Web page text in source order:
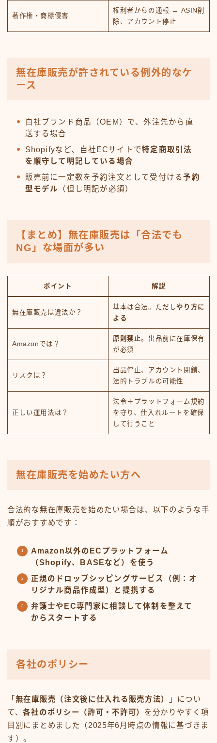
著作権・商標侵害
権利者からの通報 → ASIN削
除、アカウント停止
無在庫販売が許されている例外的なケ
ース
自社ブランド商品（OEM）で、外注先から直
送する場合
Shopifyなど、自社ECサイトで特定商取引法
を順守して明記している場合
販売前に一定数を予約注文として受付ける予約
型モデル
（但し明記が必須）
【まとめ】無在庫販売は「合法でも
NG」な場面が多い
ポイント 解説
無在庫販売は違法か？
基本は合法。ただしやり方に
よる
Amazonでは？
原則禁止。出品前に在庫保有
が必須
リスクは？
出品停止、アカウント閉鎖、
法的トラブルの可能性
正しい運用法は？
法令＋プラットフォーム規約
を守り、仕入れルートを確保
して行うこと
無在庫販売を始めたい方へ
合法的な無在庫販売を始めたい場合は、以下のような手
順がおすすめです：
Amazon以外のECプラットフォーム
（Shopify、BASEなど）を使う
正規のドロップシッピングサービス（例：オ
リジナル商品作成型）と提携する
弁護士やEC専門家に相談して体制を整えて
からスタートする
各社のポリシー
「 無在庫販売（注文後に仕入れる販売方法）
」につい
て、各社のポリシー（許可・不許可） を分かりやすく項
目別にまとめました（2025年6月時点の情報に基づきま
す）。